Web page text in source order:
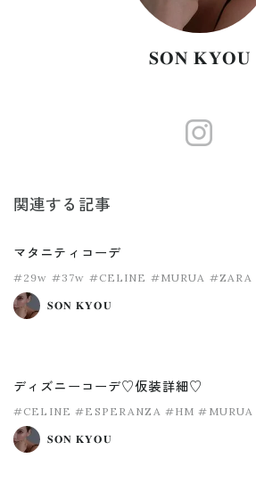
𝐒𝐎𝐍 𝐊𝐘𝐎𝐔
関連する記事
マタニティコーデ
#29w #37w #CELINE #MURUA #ZARA
𝐒𝐎𝐍 𝐊𝐘𝐎𝐔
ディズニーコーデ♡仮装詳細♡
#CELINE #ESPERANZA #HM #MURUA
𝐒𝐎𝐍 𝐊𝐘𝐎𝐔